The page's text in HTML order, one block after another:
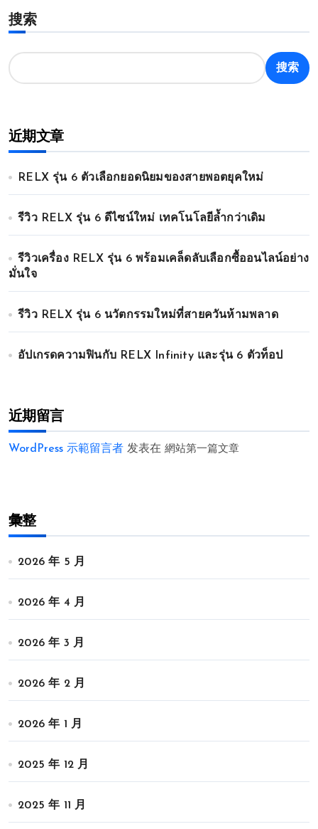
搜索
搜索
近期文章
RELX รุ่น 6 ตัวเลือกยอดนิยมของสายพอตยุคใหม่
รีวิว RELX รุ่น 6 ดีไซน์ใหม่ เทคโนโลยีล้ำกว่าเดิม
รีวิวเครื่อง RELX รุ่น 6 พร้อมเคล็ดลับเลือกซื้ออนไลน์อย่าง
มั่นใจ
รีวิว RELX รุ่น 6 นวัตกรรมใหม่ที่สายควันห้ามพลาด
อัปเกรดความฟินกับ RELX Infinity และรุ่น 6 ตัวท็อป
近期留言
WordPress 示範留言者 发表在 網站第一篇文章
彙整
2026 年 5 月
2026 年 4 月
2026 年 3 月
2026 年 2 月
2026 年 1 月
2025 年 12 月
2025 年 11 月